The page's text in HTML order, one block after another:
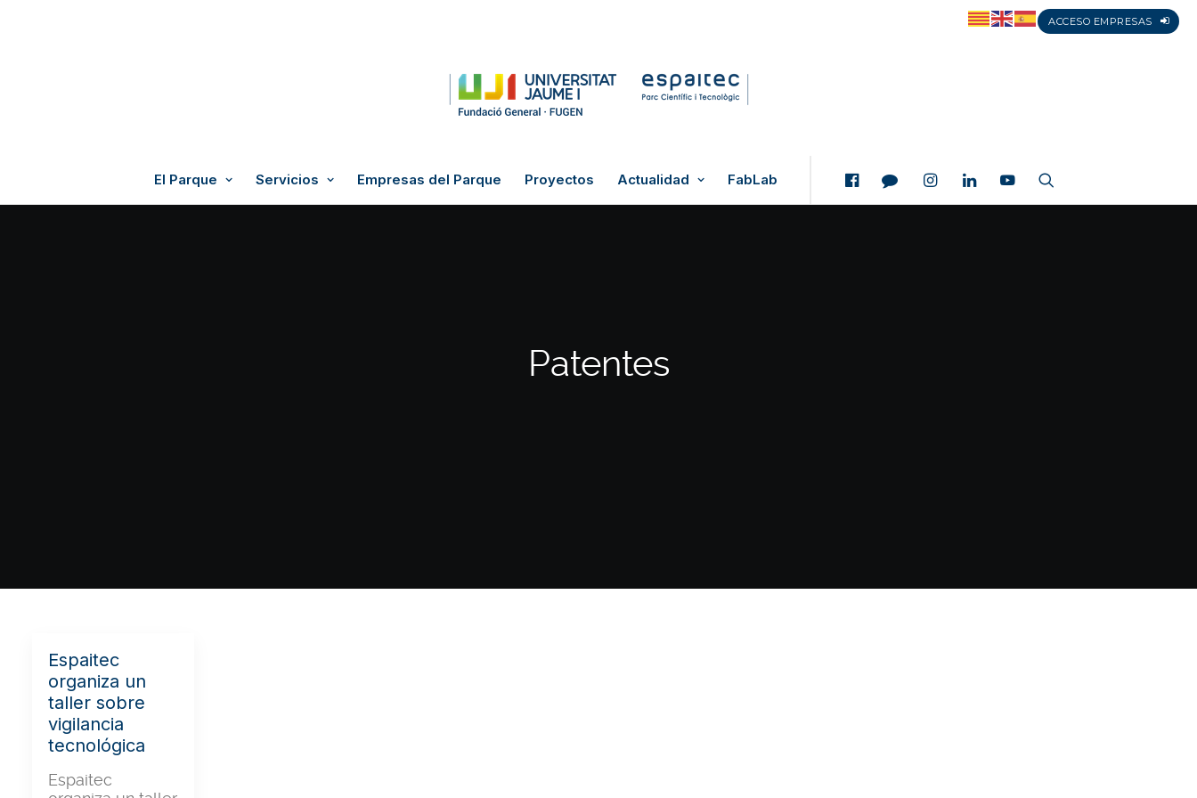
ACCESO EMPRESAS
El Parque Servicios Empresas del Parque Proyectos Actualidad FabLab
Patentes
Espaitec
organiza un
taller sobre
vigilancia
tecnológica
Espaitec